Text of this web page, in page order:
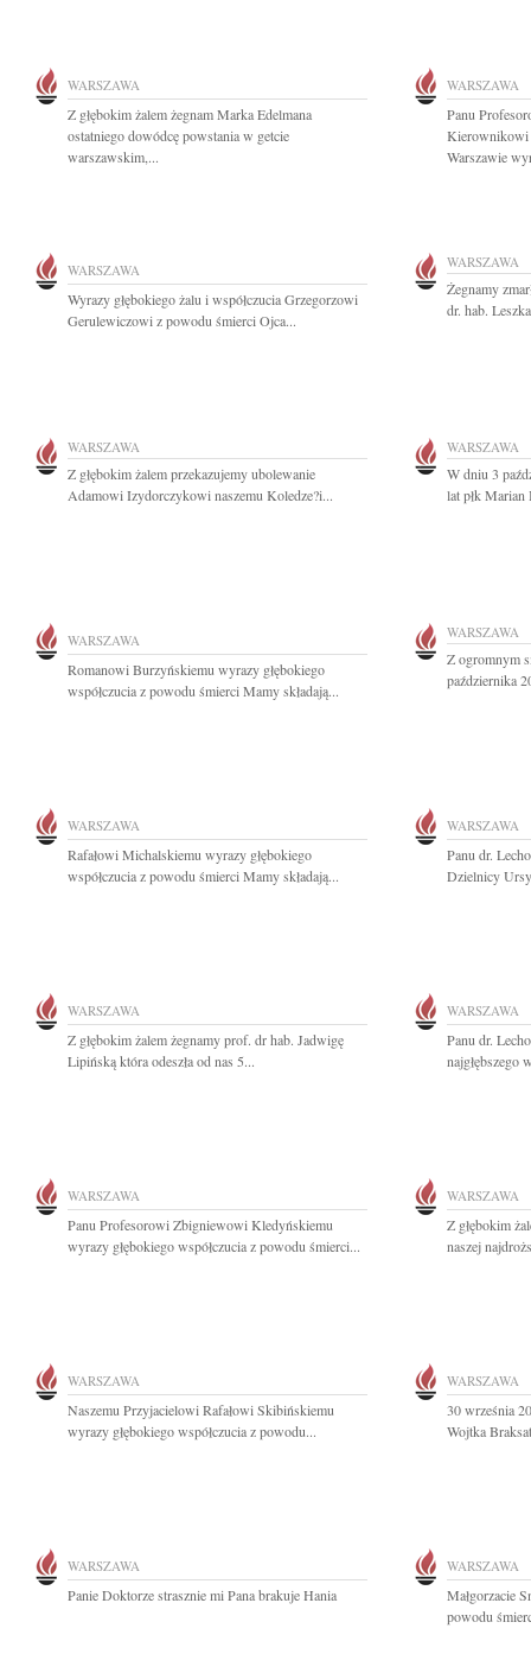
WARSZAWA
Z głębokim żalem żegnam Marka Edelmana
ostatniego dowódcę powstania w getcie
warszawskim,...
WARSZAWA
Panu
Warszawie
WARSZAWA
Wyrazy głębokiego żalu i współczucia Grzegorzowi
Gerulewiczowi z powodu śmierci Ojca...
WARSZAWA
Żegnamy
dr. hab.
WARSZAWA
Z głębokim żalem przekazujemy ubolewanie
Adamowi Izydorczykowi naszemu Koledze?i...
WARSZAWA
W dniu 3
lat płk Marian
WARSZAWA
Romanowi Burzyńskiemu wyrazy głębokiego
współczucia z powodu śmierci Mamy składają...
WARSZAWA
Z ogromnym
października
WARSZAWA
Rafałowi Michalskiemu wyrazy głębokiego
współczucia z powodu śmierci Mamy składają...
WARSZAWA
Panu dr.
Dzielnicy
WARSZAWA
Z głębokim żalem żegnamy prof. dr hab. Jadwigę
Lipińską która odeszła od nas 5...
WARSZAWA
Panu dr.
najgłębszego
WARSZAWA
Panu Profesorowi Zbigniewowi Kledyńskiemu
wyrazy głębokiego współczucia z powodu śmierci...
WARSZAWA
Z głębokim
naszej
WARSZAWA
Naszemu Przyjacielowi Rafałowi Skibińskiemu
wyrazy głębokiego współczucia z powodu...
WARSZAWA
30 września
Wojtka
WARSZAWA
Panie Doktorze strasznie mi Pana brakuje Hania
WARSZAWA
Małgorzacie
powodu